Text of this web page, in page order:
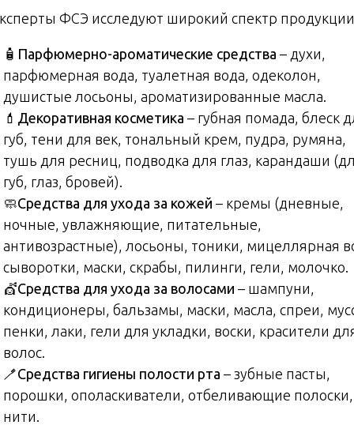
ФСЭ исследуют широкий спектр
🧴 Парфюмерно-ароматические средства – духи,
парфюмерная вода, туалетная вода, одеколон,
душистые лосьоны, ароматизированные масла.
💄 Декоративная косметика – губная помада, блеск
губ, тени для век, тональный крем, пудра, румяна,
тушь для ресниц, подводка для глаз, карандаши
губ, глаз, бровей).
🧼Средства для ухода за кожей – кремы (дневные,
ночные, увлажняющие, питательные,
антивозрастные), лосьоны, тоники, мицеллярная
сыворотки, маски, скрабы, пилинги, гели, молочко.
💇Средства для ухода за волосами – шампуни,
кондиционеры, бальзамы, маски, масла, спреи,
пенки, лаки, гели для укладки, воски, красители
волос.
🪥Средства гигиены полости рта – зубные пасты,
порошки, ополаскиватели, отбеливающие полоски,
нити.